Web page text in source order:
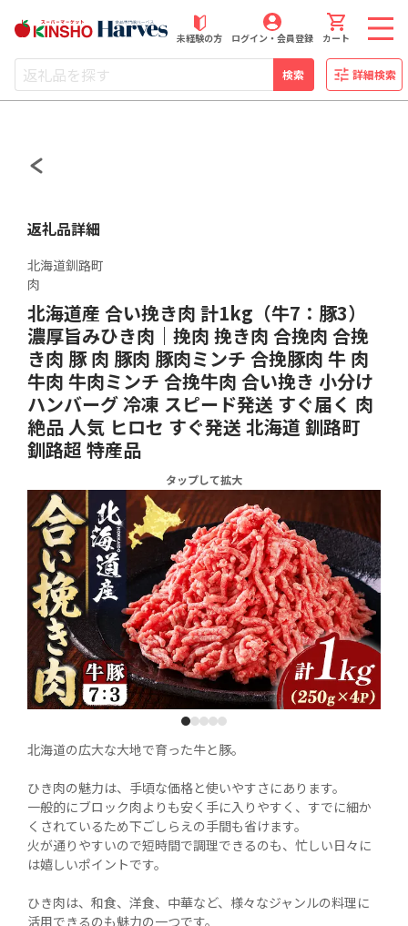
近商ストアふるさと納税
未経験の方 ログイン・会員登録 カート
検索 詳細検索
返礼品詳細
北海道釧路町
肉
北海道産 合い挽き肉 計1kg（牛7：豚3）
濃厚旨みひき肉｜挽肉 挽き肉 合挽肉 合挽
き肉 豚 肉 豚肉 豚肉ミンチ 合挽豚肉 牛 肉
牛肉 牛肉ミンチ 合挽牛肉 合い挽き 小分け
ハンバーグ 冷凍 スピード発送 すぐ届く 肉
絶品 人気 ヒロセ すぐ発送 北海道 釧路町
釧路超 特産品
タップして拡大
1 2 3 4 5
北海道の広大な大地で育った牛と豚。
ひき肉の魅力は、手頃な価格と使いやすさにあります。
一般的にブロック肉よりも安く手に入りやすく、すでに細か
くされているため下ごしらえの手間も省けます。
火が通りやすいので短時間で調理できるのも、忙しい日々に
は嬉しいポイントです。
ひき肉は、和食、洋食、中華など、様々なジャンルの料理に
活用できるのも魅力の一つです。